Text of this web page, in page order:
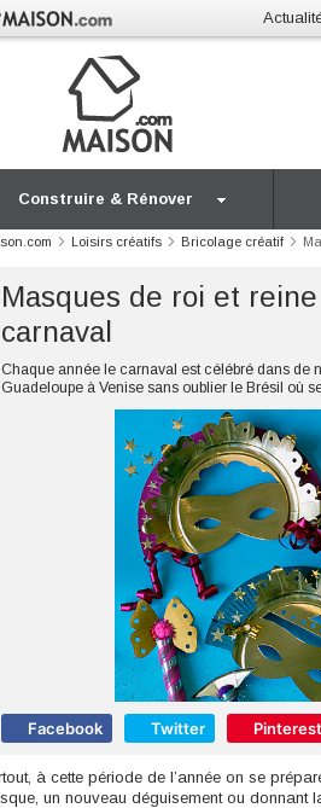
Construire & Rénover
Loisirs créatifs Bricolage créatif
Masques de roi et
carnaval
Chaque année le carnaval est célébré dans de
Guadeloupe à Venise sans oublier le Brésil où
Facebook Twitter Pinterest
à cette période de l’année on se
un nouveau déguisement ou donnant